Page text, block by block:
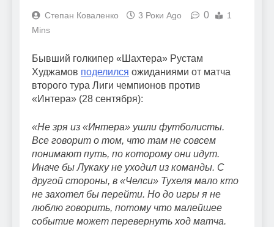
Степан Коваленко 3 Роки Ago 0
1
Mins
Бывший голкипер «Шахтера» Рустам
Худжамов поделился ожиданиями от матча
второго тура Лиги чемпионов против
«Интера» (28 сентября):
«Не зря из «Интера» ушли футболисты.
Все говорит о том, что там не совсем
понимают путь, по которому они идут.
Иначе бы Лукаку не уходил из команды. С
другой стороны, в «Челси» Тухеля мало кто
не захотел бы перейти. Но до игры я не
люблю говорить, потому что малейшее
событие может перевернуть ход матча.